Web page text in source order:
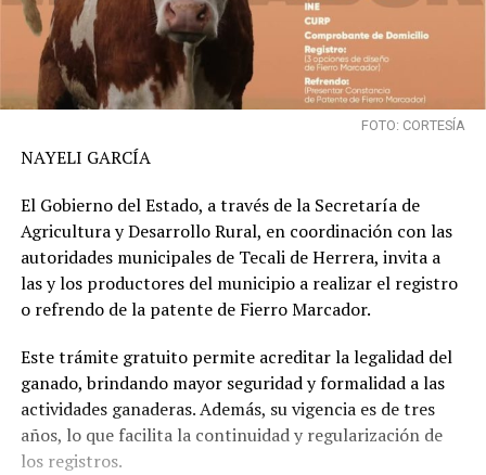
FOTO: CORTESÍA
NAYELI GARCÍA
El Gobierno del Estado, a través de la Secretaría de
Agricultura y Desarrollo Rural, en coordinación con las
autoridades municipales de Tecali de Herrera, invita a
las y los productores del municipio a realizar el registro
o refrendo de la patente de Fierro Marcador.
Este trámite gratuito permite acreditar la legalidad del
ganado, brindando mayor seguridad y formalidad a las
actividades ganaderas. Además, su vigencia es de tres
años, lo que facilita la continuidad y regularización de
los registros.